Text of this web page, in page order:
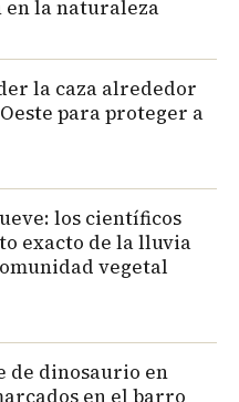
en la naturaleza
la caza alrededor
para proteger a
los científicos
exacto de la lluvia
vegetal
de dinosaurio en
en el barro